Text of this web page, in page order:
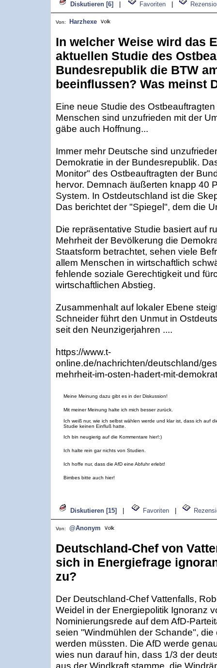
Diskutieren [6] Favoriten
Von: Harzhexe
In welcher Weise wird das
aktuellen Studie des
Bundesrepublik die BTW
beeinflussen? Was meinst
Eine neue Studie des
Menschen sind unzufrieden mit der
gäbe auch Hoffnung...
Immer mehr Deutsche sind
Demokratie in der Bundesrepublik.
Monitor" des Ostbeauftragten der
hervor. Demnach äußerten knapp 40
System. In Ostdeutschland ist die
Das berichtet der "Spiegel", dem die
Die repräsentative Studie basiert auf
Mehrheit der Bevölkerung die
Staatsform betrachtet, sehen viele
allem Menschen in wirtschaftlich
fehlende soziale Gerechtigkeit und
wirtschaftlichen Abstieg.
Zusammenhalt auf lokaler Ebene
Schneider führt den Unmut in
seit den Neunzigerjahren ....
https://www.t-
online.de/nachrichten/deutschland/
mehrheit-im-osten-hadert-mit-
Meine Meinung dazu gibt es in der Diskussion!
Mit meiner Meinung halte ich mich besser zurück.
Ich weiß nur, wie ich selbst wählen werde und klar ist, dass ich auf
Studie keinen Einfluß hatte.
Ich bin neugierig auf die Kommentare hier!:)
Ich halte rein gar nichts von Studien.
Ich hoffe nur, dass die AfD eine Abfuhr erlebt!
Bimbes bitte auch hier!
Diskutieren [15] Favoriten
Von: @Anonym
Deutschland-Chef von
sich in Energiefrage
zu?
Der Deutschland-Chef Vattenfalls,
Weidel in der Energiepolitik Ignoranz
Nominierungsrede auf dem AfD-
seien "Windmühlen der Schande",
werden müssten. Die AfD werde
wies nun darauf hin, dass 1/3 der
aus der Windkraft stamme, die